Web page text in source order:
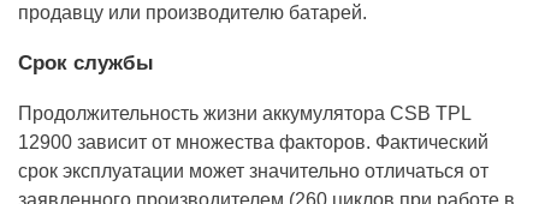
продавцу или производителю батарей.
Срок службы
Продолжительность жизни аккумулятора CSB TPL
12900 зависит от множества факторов. Фактический
срок эксплуатации может значительно отличаться от
заявленного производителем (260 циклов при работе в